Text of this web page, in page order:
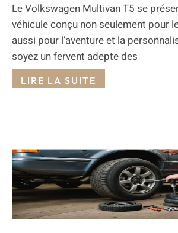
Le Volkswagen Multivan T5 se
véhicule conçu non seulement pour
aussi pour l’aventure et la
soyez un fervent adepte des
LIRE LA SUITE